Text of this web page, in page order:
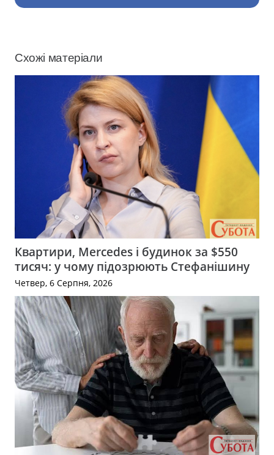
Схожі матеріали
Квартири, Mercedes і будинок за $550
тисяч: у чому підозрюють Стефанішину
Четвер, 6 Серпня, 2026